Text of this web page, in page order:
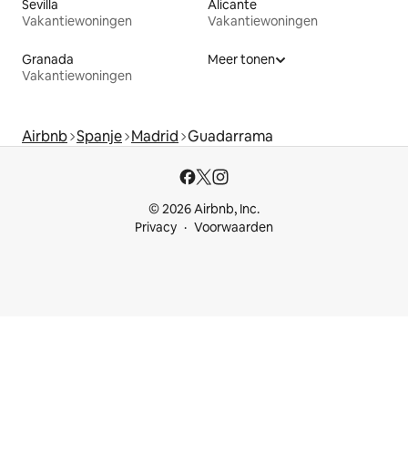
Sevilla
Vakantiewoningen
Alicante
Vakantiewoningen
Granada
Vakantiewoningen
Meer tonen
Airbnb Spanje Madrid Guadarrama
© 2026 Airbnb, Inc.
Privacy
Voorwaarden